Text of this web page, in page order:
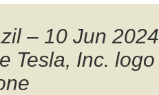
– 10 Jun 2024
Tesla, Inc. logo